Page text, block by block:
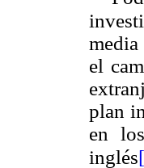
el
plan
en
inglés